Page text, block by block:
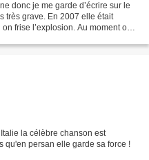
donc je me garde d’écrire sur le
très grave. En 2007 elle était
frise l’explosion. Au moment où
la célèbre chanson est
qu'en persan elle garde sa force !